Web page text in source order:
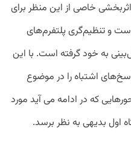
خاصی از این منظر برای
و تنظیم‌گری پلتفرم‌های
به خود گرفته است. با این
اشتباه را در موضوع
که در ادامه می آید مورد
اول بدیهی به نظر برسد.